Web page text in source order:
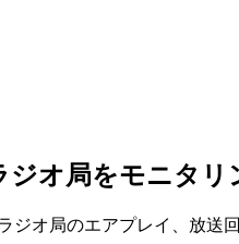
ジオ局をモニタリ
ジオ局のエアプレイ、放送